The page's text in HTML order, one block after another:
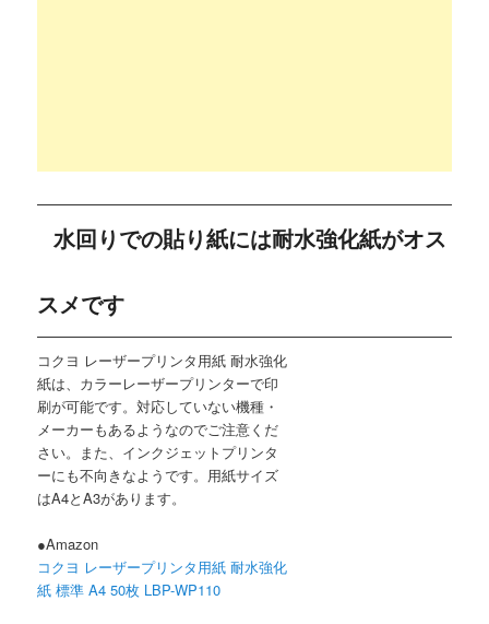
水回りでの貼り紙には耐水強化紙がオス
スメです
コクヨ レーザープリンタ用紙 耐水強化
紙は、カラーレーザープリンターで印
刷が可能です。対応していない機種・
メーカーもあるようなのでご注意くだ
さい。また、インクジェットプリンタ
ーにも不向きなようです。用紙サイズ
はA4とA3があります。
●Amazon
コクヨ レーザープリンタ用紙 耐水強化
紙 標準 A4 50枚 LBP-WP110